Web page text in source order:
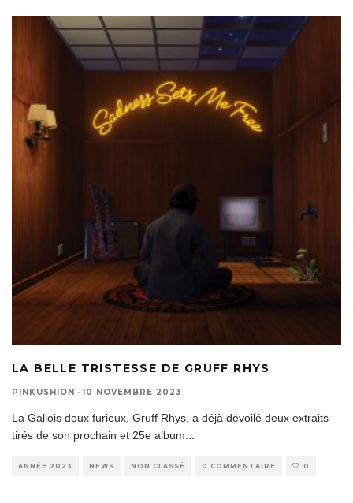
LA BELLE TRISTESSE DE GRUFF RHYS
PINKUSHION · 10 NOVEMBRE 2023
La Gallois doux furieux, Gruff Rhys, a déjà dévoilé deux extraits
tirés de son prochain et 25e album
ANNÉE 2023 NEWS NON CLASSÉ 0 COMMENTAIRE 0